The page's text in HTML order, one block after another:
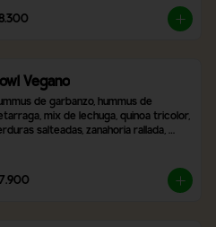
Vegano
de garbanzo, hummus de
mix de lechuga, quinoa tricolor,
salteadas, zanahoria rallada,